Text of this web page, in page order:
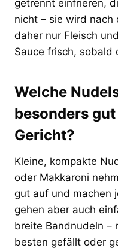
getrennt einfrieren,
nicht – sie wird nach
daher nur Fleisch
Sauce frisch, sobald
Welche
besonders
Gericht?
Kleine, kompakte
oder Makkaroni
gut auf und machen
gehen aber auch
breite Bandnudeln –
besten gefällt oder